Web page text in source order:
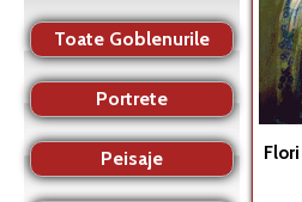
Toate Goblenurile
Portrete
Peisaje